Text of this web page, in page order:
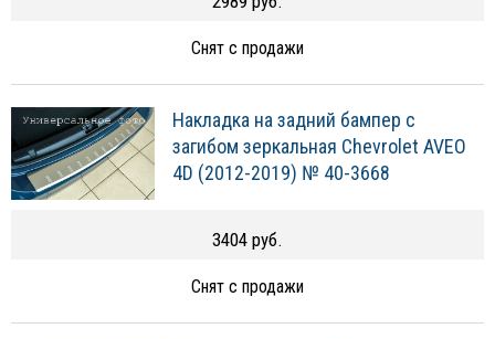
Снят с продажи
Накладка на задний бампер с
загибом зеркальная Chevrolet AVEO
4D (2012-2019) № 40-3668
3404 руб.
Снят с продажи